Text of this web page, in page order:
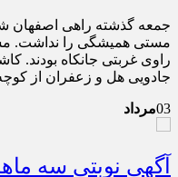
جمعه گذشته راهی اصفهان
مستی همیشگی را نداشت.
راوی غربتی جانکاه بودند.
جادویی هل و زعفران از
03مرداد